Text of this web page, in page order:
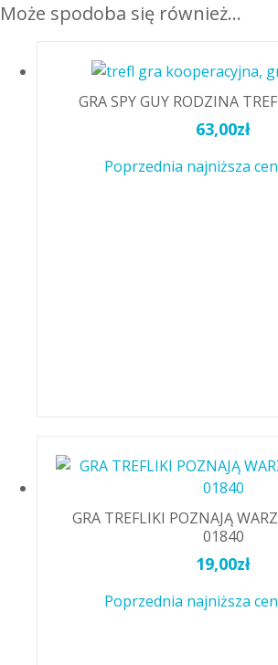
Może spodoba się również…
GRA SPY GUY RODZINA
63,00zł
Poprzednia najniższa
GRA TREFLIKI POZNAJĄ
01840
19,00zł
Poprzednia najniższa